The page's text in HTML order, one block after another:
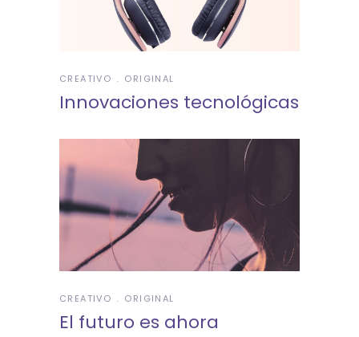
CREATIVO ORIGINAL
Innovaciones tecnológicas
CREATIVO ORIGINAL
El futuro es ahora